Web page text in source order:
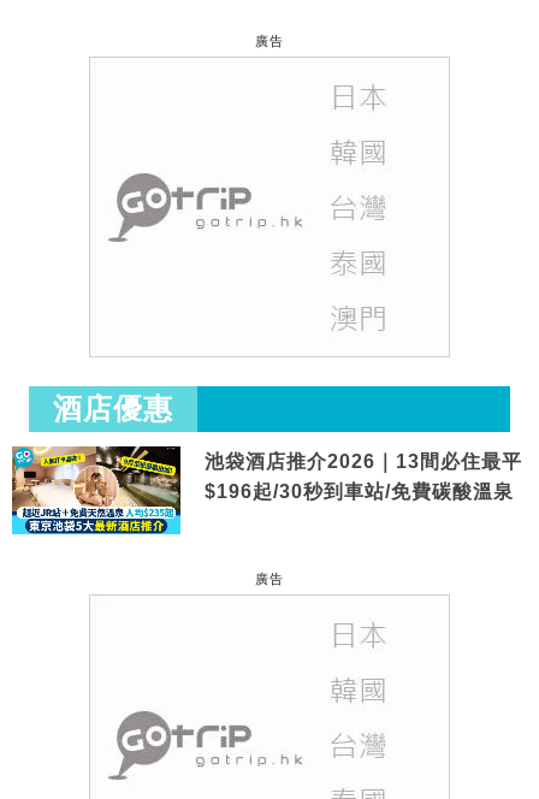
廣告
酒店優惠
池袋酒店推介2026｜13間必住最平
$196起/30秒到車站/免費碳酸溫泉
廣告